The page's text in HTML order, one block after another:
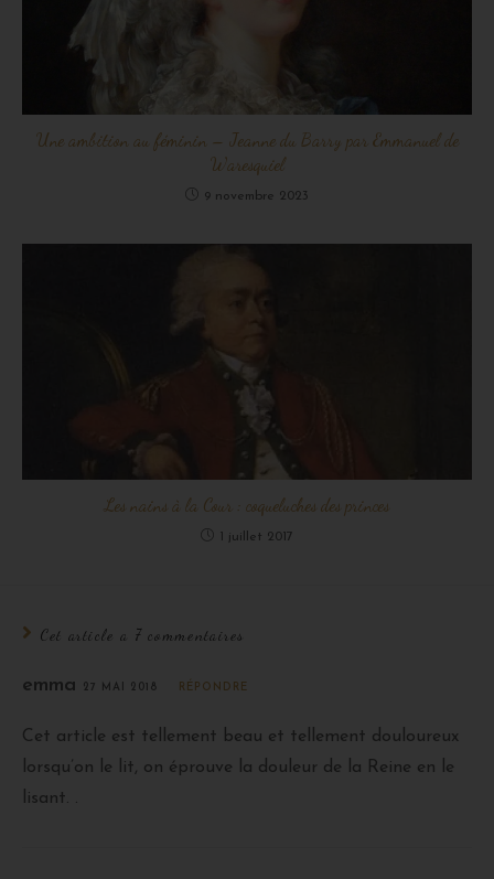
Une ambition au féminin – Jeanne du Barry par Emmanuel de
Waresquiel
9 novembre 2023
Les nains à la Cour : coqueluches des princes
1 juillet 2017
Cet article a 7 commentaires
emma 27 MAI 2018 RÉPONDRE
Cet article est tellement beau et tellement douloureux
lorsqu’on le lit, on éprouve la douleur de la Reine en le
lisant. .